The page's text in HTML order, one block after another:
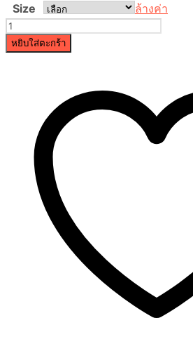
Size
ล้างค่า
จำนวน
Shoes
หยิบใส่ตะกร้า